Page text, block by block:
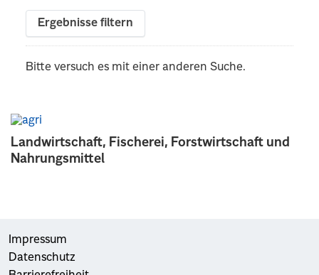
Landwirtschaft, Fischerei, Forstwirtschaft und
Nahrungsmittel
Ergebnisse filtern
Bitte versuch es mit einer anderen Suche.
Impressum
Datenschutz